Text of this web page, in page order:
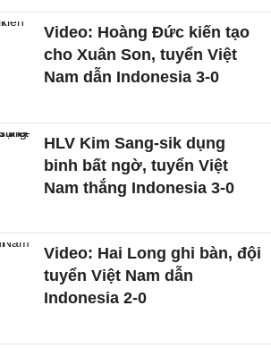
Video: Hoàng Đức kiến tạo
cho Xuân Son, tuyển Việt
Nam dẫn Indonesia 3-0
HLV Kim Sang-sik dụng
binh bất ngờ, tuyển Việt
Nam thắng Indonesia 3-0
Video: Hai Long ghi bàn, đội
tuyển Việt Nam dẫn
Indonesia 2-0